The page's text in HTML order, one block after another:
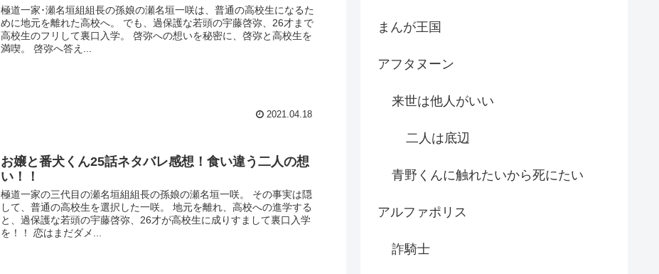
極道一家･瀬名垣組組長の孫娘の瀬名垣一咲は、普通の高校生になるた
めに地元を離れた高校へ。 でも、過保護な若頭の宇藤啓弥、26才まで
高校生のフリして裏口入学。 啓弥への想いを秘密に、啓弥と高校生を
満喫。 啓弥へ答え...
2021.04.18
お嬢と番犬くん25話ネタバレ感想！食い違う二人の想
い！！
極道一家の三代目の瀬名垣組組長の孫娘の瀬名垣一咲。 その事実は隠
して、普通の高校生を選択した一咲。 地元を離れ、高校への進学する
と、過保護な若頭の宇藤啓弥、26才が高校生に成りすまして裏口入学
を！！ 恋はまだダメ...
まんが王国
アフタヌーン
来世は他人がいい
二人は底辺
青野くんに触れたいから死にたい
アルファポリス
詐騎士